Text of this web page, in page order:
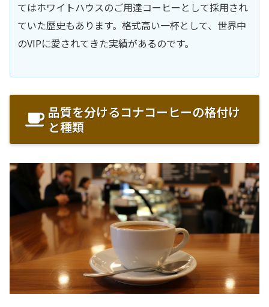
てはホワイトハウスのご用達コーヒーとして採用され
ていた歴史もあります。格式高い一杯として、世界中
のVIPに愛されてきた実績があるのです。
品質を分けるコナコーヒーの格付け
と種類